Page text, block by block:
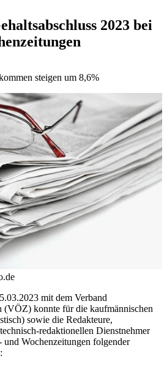
2023 bei
steigen um 8,6%
mit dem Verband
(VÖZ) konnte für die kaufmännischen
sowie die Redakteure,
redaktionellen Dienstnehmer
und Wochenzeitungen folgender